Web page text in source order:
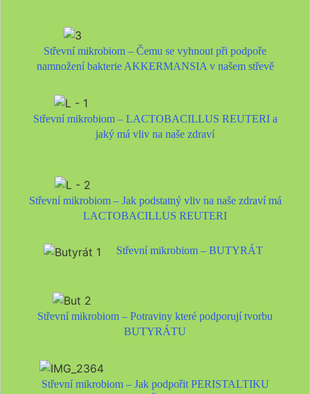
Střevní mikrobiom – Čemu se vyhnout při podpoře
namnožení bakterie AKKERMANSIA v našem střevě
Střevní mikrobiom – LACTOBACILLUS REUTERI a
jaký má vliv na naše zdraví
Střevní mikrobiom – Jak podstatný vliv na naše zdraví má
LACTOBACILLUS REUTERI
Střevní mikrobiom – BUTYRÁT
Střevní mikrobiom – Potraviny které podporují tvorbu
BUTYRÁTU
Střevní mikrobiom – Jak podpořit PERISTALTIKU